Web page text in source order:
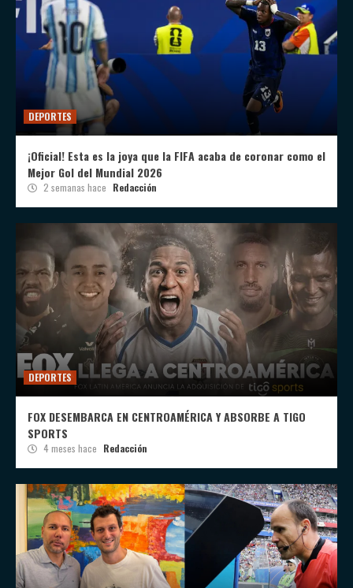
DEPORTES
¡Oficial! Esta es la joya que la FIFA acaba de coronar como el
Mejor Gol del Mundial 2026
2 semanas hace Redacción
DEPORTES
FOX DESEMBARCA EN CENTROAMÉRICA Y ABSORBE A TIGO
SPORTS
4 meses hace Redacción